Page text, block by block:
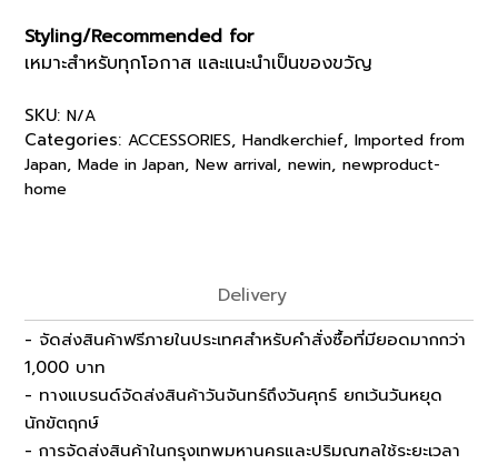
Styling/Recommended for
เหมาะสำหรับทุกโอกาส และแนะนำเป็นของขวัญ
SKU: N/A
Categories: ACCESSORIES, Handkerchief, Imported from
Japan, Made in Japan, New arrival, newin, newproduct-
home
Delivery
- จัดส่งสินค้าฟรีภายในประเทศสำหรับคำสั่งซื้อที่มียอดมากกว่า
1,000 บาท
- ทางแบรนด์จัดส่งสินค้าวันจันทร์ถึงวันศุกร์ ยกเว้นวันหยุด
นักขัตฤกษ์
- การจัดส่งสินค้าในกรุงเทพมหานครและปริมณฑลใช้ระยะเวลา